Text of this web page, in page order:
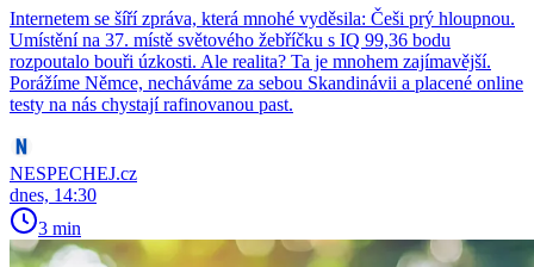
Internetem se šíří zpráva, která mnohé vyděsila: Češi prý hloupnou.
Umístění na 37. místě světového žebříčku s IQ 99,36 bodu
rozpoutalo bouři úzkosti. Ale realita? Ta je mnohem zajímavější.
Porážíme Němce, necháváme za sebou Skandinávii a placené online
testy na nás chystají rafinovanou past.
NESPECHEJ.cz
dnes, 14:30
3 min